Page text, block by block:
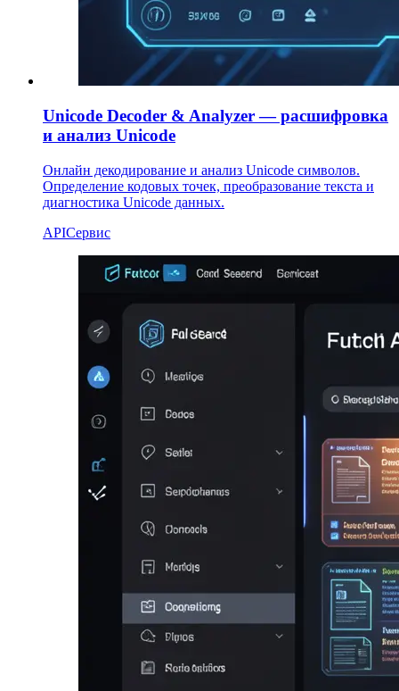
Unicode Decoder & Analyzer — расшифровка
и анализ Unicode
Онлайн декодирование и анализ Unicode символов.
Определение кодовых точек, преобразование текста и
диагностика Unicode данных.
APIСервис